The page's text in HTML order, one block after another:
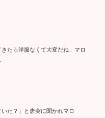
たら洋服なくて大変だね」マロ
た？」と唐突に聞かれマロ